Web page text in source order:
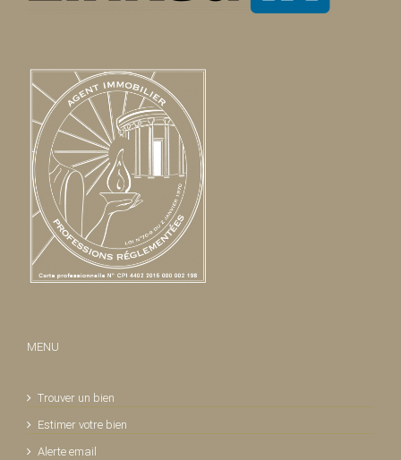
MENU
Trouver un bien
Estimer votre bien
Alerte email